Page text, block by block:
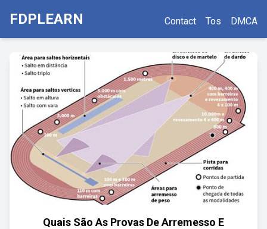
FDPLEARN Contact Tos DMCA
Quais São As Provas De Arremesso E